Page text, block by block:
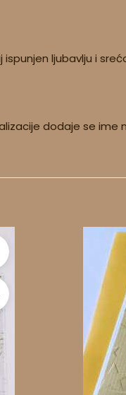
ljubavlju i
dodaje se ime